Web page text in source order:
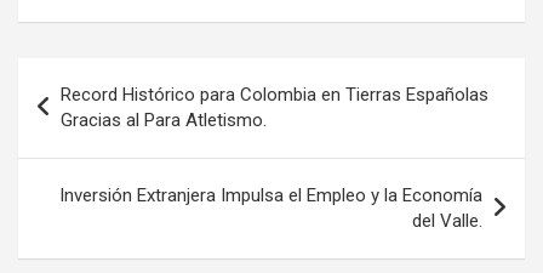
de
entradas
Record Histórico para Colombia en Tierras Españolas
Gracias al Para Atletismo.
Inversión Extranjera Impulsa el Empleo y la Economía
del Valle.